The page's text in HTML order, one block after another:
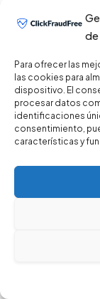
de
Para ofrecer las
las cookies para
dispositivo. El
procesar datos
identificaciones
consentimiento,
características y
ajustar
optimizar
También
reputación
ofrezca
confiable